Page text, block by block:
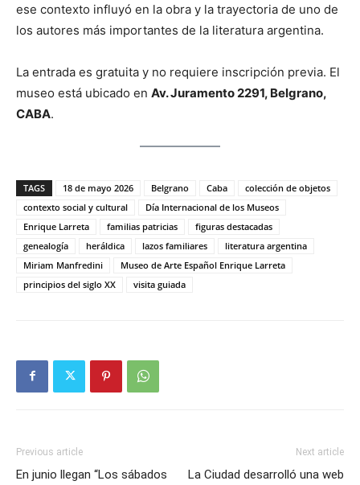
ese contexto influyó en la obra y la trayectoria de uno de
los autores más importantes de la literatura argentina.
La entrada es gratuita y no requiere inscripción previa. El
museo está ubicado en Av. Juramento 2291, Belgrano,
CABA.
TAGS 18 de mayo 2026 Belgrano Caba
colección de objetos
contexto social y cultural
Día Internacional de los Museos
Enrique Larreta
familias patricias
figuras destacadas
genealogía
heráldica lazos familiares
literatura argentina
Miriam Manfredini
Museo de Arte Español Enrique Larreta
principios del siglo XX
visita guiada
Previous article
En junio llegan “Los sábados
Next article
La Ciudad desarrolló una web